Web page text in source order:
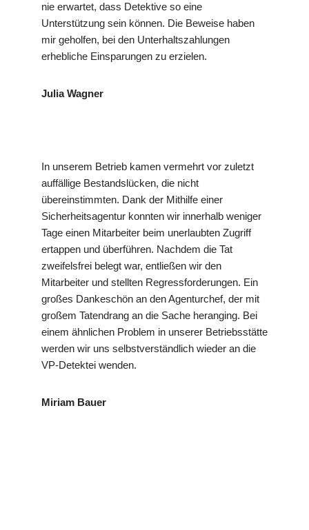
nie erwartet, dass Detektive so eine
Unterstützung sein können. Die Beweise haben
mir geholfen, bei den Unterhaltszahlungen
erhebliche Einsparungen zu erzielen.
Julia Wagner
In unserem Betrieb kamen vermehrt vor zuletzt
auffällige Bestandslücken, die nicht
übereinstimmten. Dank der Mithilfe einer
Sicherheitsagentur konnten wir innerhalb weniger
Tage einen Mitarbeiter beim unerlaubten Zugriff
ertappen und überführen. Nachdem die Tat
zweifelsfrei belegt war, entließen wir den
Mitarbeiter und stellten Regressforderungen. Ein
großes Dankeschön an den Agenturchef, der mit
großem Tatendrang an die Sache heranging. Bei
einem ähnlichen Problem in unserer Betriebsstätte
werden wir uns selbstverständlich wieder an die
VP-Detektei wenden.
Miriam Bauer